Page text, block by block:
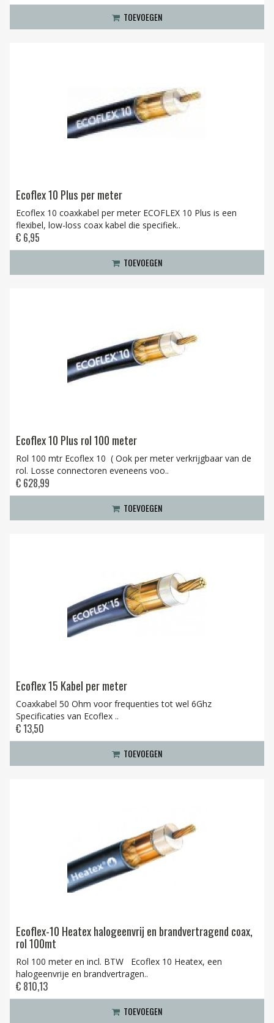
TOEVOEGEN
Ecoflex 10 Plus per meter
Ecoflex 10 coaxkabel per meter ECOFLEX 10 Plus is een
flexibel, low-loss coax kabel die specifiek..
€ 6,95
TOEVOEGEN
Ecoflex 10 Plus rol 100 meter
Rol 100 mtr Ecoflex 10 ( Ook per meter verkrijgbaar van de
rol. Losse connectoren eveneens voo..
€ 628,99
TOEVOEGEN
Ecoflex 15 Kabel per meter
Coaxkabel 50 Ohm voor frequenties tot wel 6Ghz
Specificaties van Ecoflex ..
€ 13,50
TOEVOEGEN
Ecoflex-10 Heatex halogeenvrij en brandvertragend coax,
rol 100mt
Rol 100 meter en incl. BTW Ecoflex 10 Heatex, een
halogeenvrije en brandvertragen..
€ 810,13
TOEVOEGEN